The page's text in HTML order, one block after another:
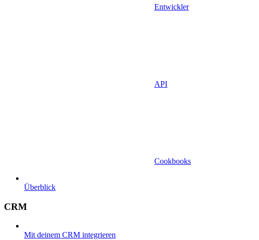
Entwickler
API
Cookbooks
Überblick
CRM
Mit deinem CRM integrieren